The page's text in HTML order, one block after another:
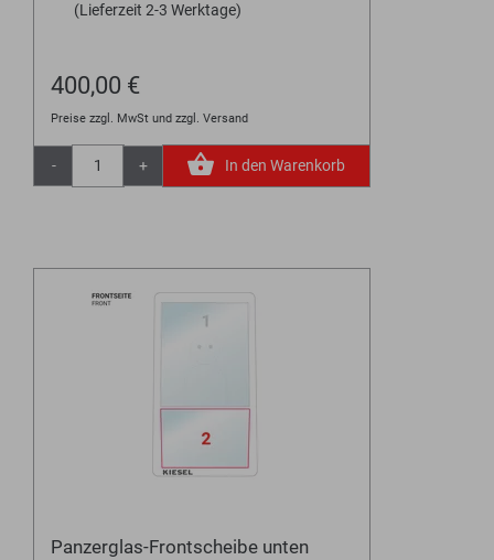
(Lieferzeit 2-3 Werktage)
400,00 €
Preise zzgl. MwSt und zzgl. Versand
- + In den Warenkorb
Panzerglas-Frontscheibe unten